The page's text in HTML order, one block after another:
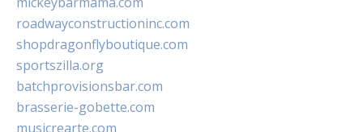
roadwayconstructioninc.com
shopdragonflyboutique.com
sportszilla.org
batchprovisionsbar.com
brasserie-gobette.com
musicrearte.com